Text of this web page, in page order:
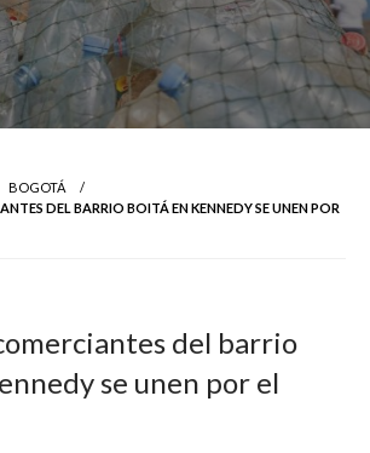
BOGOTÁ
DEL BARRIO BOITÁ EN KENNEDY SE UNEN POR
del barrio
se unen por el